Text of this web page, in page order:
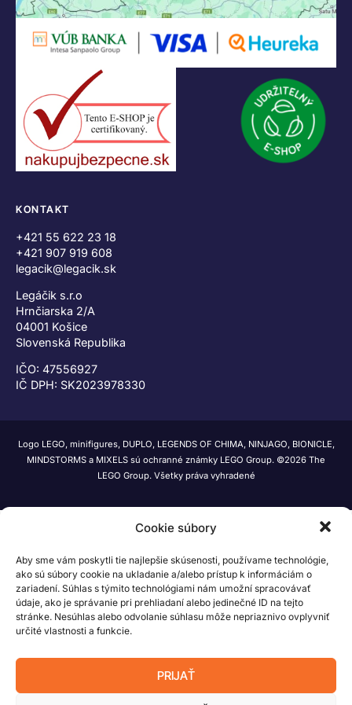
Cookie súbory
Aby sme vám poskytli tie najlepšie skúsenosti, používame technológie,
ako sú súbory cookie na ukladanie a/alebo prístup k informáciám o
zariadení. Súhlas s týmito technológiami nám umožní spracovávať
údaje, ako je správanie pri prehliadaní alebo jedinečné ID na tejto
stránke. Nesúhlas alebo odvolanie súhlasu môže nepriaznivo ovplyvniť
určité vlastnosti a funkcie.
PRIJAŤ
KONTAKT
+421 55 622 23 18
+421 907 919 608
legacik@legacik.sk
Legáčik s.r.o
Hrnčiarska 2/A
04001 Košice
Slovenská Republika
IČO: 47556927
IČ DPH: SK2023978330
Logo LEGO, minifigures, DUPLO, LEGENDS OF CHIMA, NINJAGO, BIONICLE,
MINDSTORMS a MIXELS sú ochranné známky LEGO Group. ©2026 The
LEGO Group. Všetky práva vyhradené